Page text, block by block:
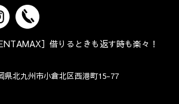
］借りるときも返す時も楽々！
県北九州市小倉北区西港町15-77